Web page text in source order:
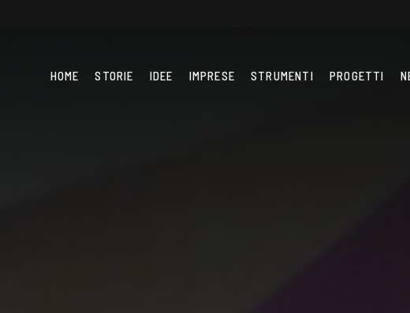
HOME STORIE IDEE IMPRESE STRUMENTI PROGETTI